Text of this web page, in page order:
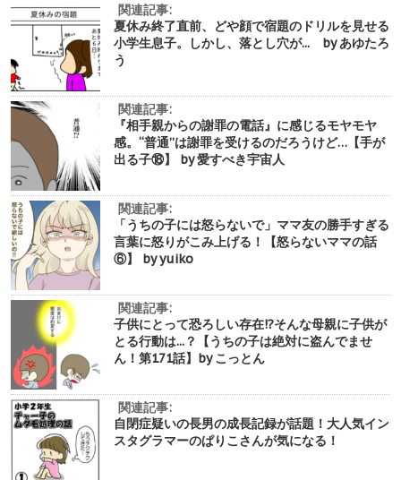
関連記事:
夏休み終了直前、どや顔で宿題のドリルを見せる
小学生息子。しかし、落とし穴が... by あゆたろ
う
関連記事:
『相手親からの謝罪の電話』に感じるモヤモヤ
感。“普通”は謝罪を受けるのだろうけど…【手が
出る子⑱】 by 愛すべき宇宙人
関連記事:
「うちの子には怒らないで」ママ友の勝手すぎる
言葉に怒りがこみ上げる！【怒らないママの話
⑥】 by yuiko
関連記事:
子供にとって恐ろしい存在!?そんな母親に子供が
とる行動は...？【うちの子は絶対に盗んでませ
ん！第171話】by こっとん
関連記事:
自閉症疑いの長男の成長記録が話題！大人気イン
スタグラマーのぱりこさんが気になる！